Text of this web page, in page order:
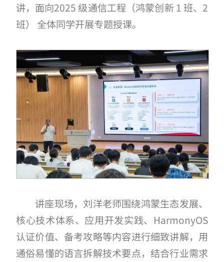
讲，面向2025 级通信工程（鸿蒙创新 1 班、2
班） 全体同学开展专题授课。
讲座现场，刘洋老师围绕鸿蒙生态发展、
核心技术体系、应用开发实践、HarmonyOS
认证价值、备考攻略等内容进行细致讲解，用
通俗易懂的语言拆解技术要点，结合行业需求